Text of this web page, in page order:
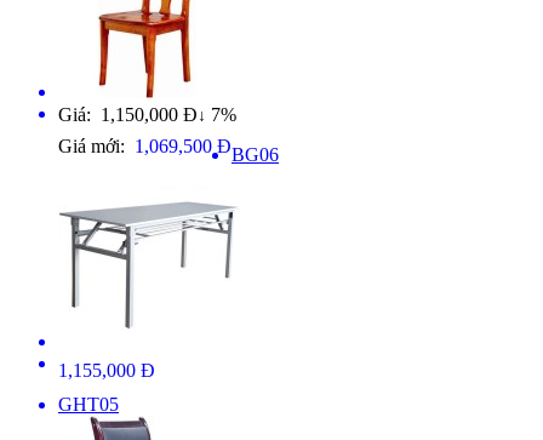
Giá: 1,150,000 Đ ↓ 7%
Giá mới: 1,069,500 ĐBG06
1,155,000 Đ
GHT05